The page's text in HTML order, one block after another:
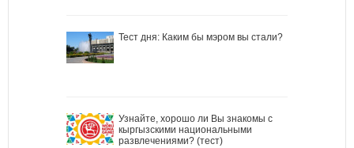
Тест дня: Каким бы мэром вы стали?
Узнайте, хорошо ли Вы знакомы с
кыргызскими национальными
развлечениями? (тест)